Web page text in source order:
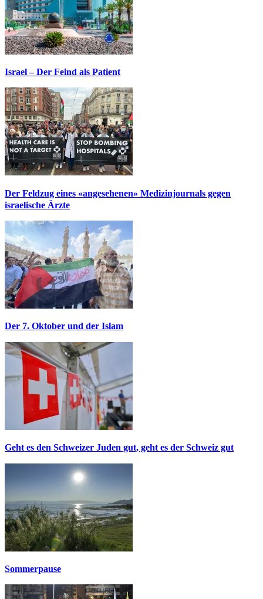
Israel – Der Feind als Patient
Der Feldzug eines «angesehenen» Medizinjournals gegen
israelische Ärzte
Der 7. Oktober und der Islam
Geht es den Schweizer Juden gut, geht es der Schweiz gut
Sommerpause